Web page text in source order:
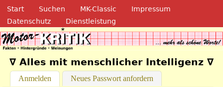
Direkt zum Inhalt
Navigation
Start Suchen MK-Classic
Impressum
Datenschutz
Dienstleistung
Motor-Kritik.de
∇ Alles mit menschlicher Intelligenz ∇
Anmelden (aktiver Reiter)
Neues Passwort anfordern